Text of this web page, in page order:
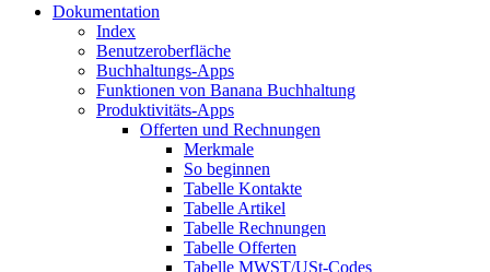
Dokumentation
Index
Benutzeroberfläche
Buchhaltungs-Apps
Funktionen von Banana Buchhaltung
Produktivitäts-Apps
Offerten und Rechnungen
Merkmale
So beginnen
Tabelle Kontakte
Tabelle Artikel
Tabelle Rechnungen
Tabelle Offerten
Tabelle MWST/USt-Codes